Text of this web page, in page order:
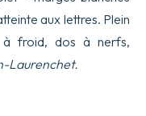
aux lettres. Plein
à froid, dos à nerfs,
Laurenchet.